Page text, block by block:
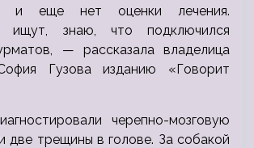
и еще нет оценки лечения.
ищут, знаю, что подключился
— рассказала владелица
Гузова изданию «Говорит
черепно-мозговую
две трещины в голове. За собакой